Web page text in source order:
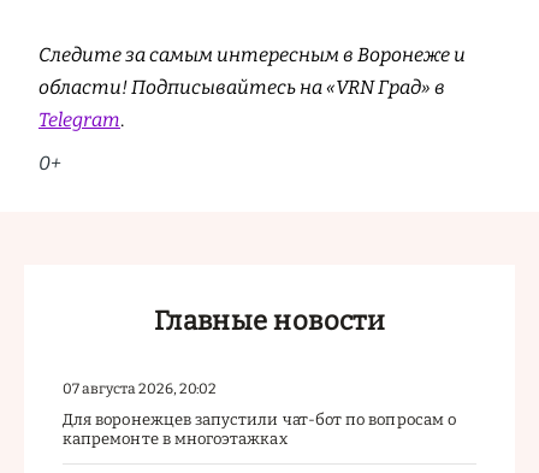
Следите за самым интересным в Воронеже и
области! Подписывайтесь на «VRN Град» в
Telegram.
0+
Главные новости
07 августа 2026, 20:02
Для воронежцев запустили чат-бот по вопросам о
капремонте в многоэтажках